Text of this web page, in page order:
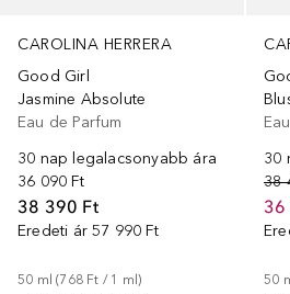
CAROLINA HERRERA
Good Girl
Jasmine Absolute
Eau de Parfum
30 nap legalacsonyabb ára
36 090 Ft
38 390 Ft
Eredeti ár 57 990 Ft
50 ml (768 Ft / 1 ml)
30
38
36
50